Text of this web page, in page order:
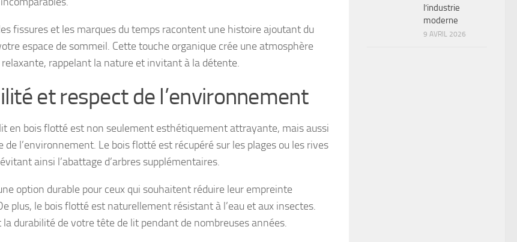
fissures et les marques du temps racontent une histoire ajoutant du
espace de sommeil. Cette touche organique crée une atmosphère
rappelant la nature et invitant à la détente.
et respect de l’environnement
en bois flotté est non seulement esthétiquement attrayante, mais aussi
de l’environnement. Le bois flotté est récupéré sur les plages ou les rives
ainsi l’abattage d’arbres supplémentaires.
option durable pour ceux qui souhaitent réduire leur empreinte
plus, le bois flotté est naturellement résistant à l’eau et aux insectes.
la durabilité de votre tête de lit pendant de nombreuses années.
l’industrie
moderne
9 AVRIL 2026